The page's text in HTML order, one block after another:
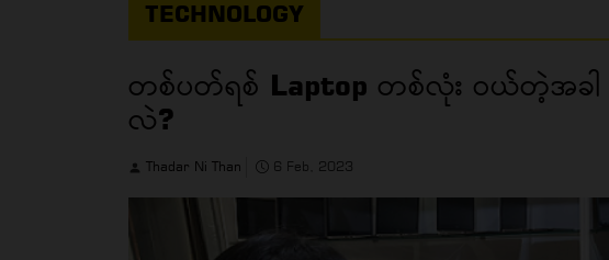
TECHNOLOGY
တစ်ပတ်ရစ် Laptop တစ်လုံး ဝယ်တဲ့အခ
လဲ?
Thadar Ni Than 6 Feb, 2023